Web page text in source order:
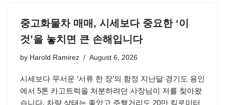
중고화물차 매매, 시세보다 중요한 ‘이
것’을 놓치면 큰 손해입니다
by Harold Ramirez August 6, 2026
시세보다 무서운 ‘서류 한 장’의 함정 지난달 경기도 용인
에서 5톤 카고트럭을 처분하려던 사장님이 저를 찾아왔
습니다. 차량 상태는 좋았고 주행거리도 20만 킬로미터